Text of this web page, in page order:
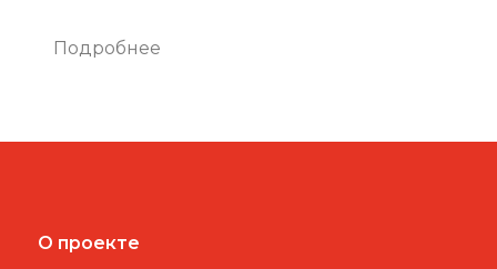
Подробнее
О проекте